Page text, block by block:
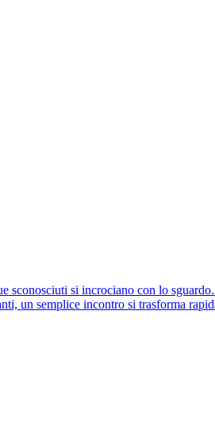
sconosciuti si incrociano con lo
un semplice incontro si trasforma